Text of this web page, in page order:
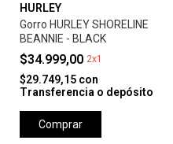
HURLEY
Gorro HURLEY SHORELINE
BEANNIE - BLACK
$34.999,00 2x1
$29.749,15 con
Transferencia o depósito
Comprar